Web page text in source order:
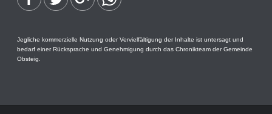
Jegliche kommerzielle Nutzung oder Vervielfältigung der Inhalte ist untersagt und
bedarf einer Rücksprache und Genehmigung durch das Chronikteam der Gemeinde
Obsteig.